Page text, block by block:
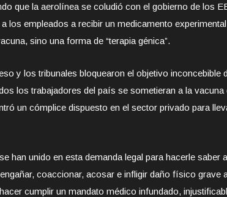
que la aerolínea se coludió con el gobierno de los
los empleados a recibir un medicamento experimental
sino una forma de “terapia génica”.
y los tribunales bloquearon el objetivo inconcebible
los trabajadores del país se sometieran a la vacuna
un cómplice dispuesto en el sector privado para
han unido en esta demanda legal para hacerle saber a
coaccionar, acosar e infligir daño físico grave
cumplir un mandato médico infundado,